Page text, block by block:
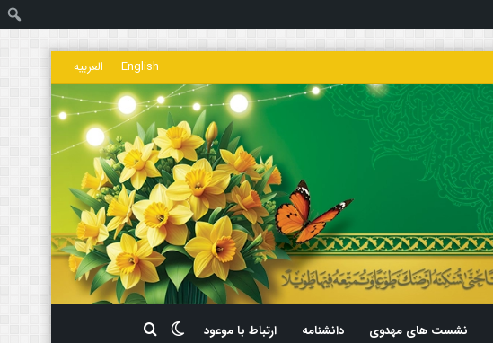
English العربیه
نشست های مهدوی دانشنامه ارتباط با موعود تغییر